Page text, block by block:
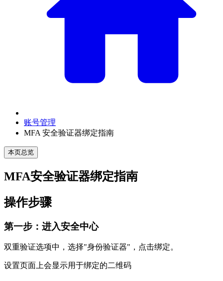
账号管理
MFA 安全验证器绑定指南
本页总览
MFA安全验证器绑定指南
操作步骤
第一步：进入安全中心
双重验证选项中，选择"身份验证器"，点击绑定。
设置页面上会显示用于绑定的二维码